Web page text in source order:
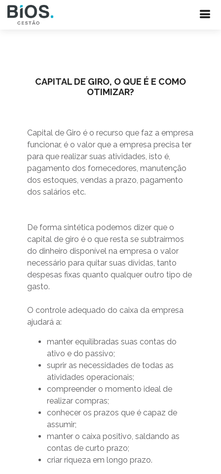
CAPITAL DE GIRO, O QUE É E COMO
OTIMIZAR?
Capital de Giro é o recurso que faz a empresa
funcionar, é o valor que a empresa precisa ter
para que realizar suas atividades, isto é,
pagamento dos fornecedores, manutenção
dos estoques, vendas a prazo, pagamento
dos salários etc.
De forma sintética podemos dizer que o
capital de giro é o que resta se subtrairmos
do dinheiro disponível na empresa o valor
necessário para quitar suas dívidas, tanto
despesas fixas quanto qualquer outro tipo de
gasto.
O controle adequado do caixa da empresa
ajudará a:
manter equilibradas suas contas do
ativo e do passivo;
suprir as necessidades de todas as
atividades operacionais;
compreender o momento ideal de
realizar compras;
conhecer os prazos que é capaz de
assumir;
manter o caixa positivo, saldando as
contas de curto prazo;
criar riqueza em longo prazo.